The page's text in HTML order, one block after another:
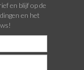
en blijf op de
en het